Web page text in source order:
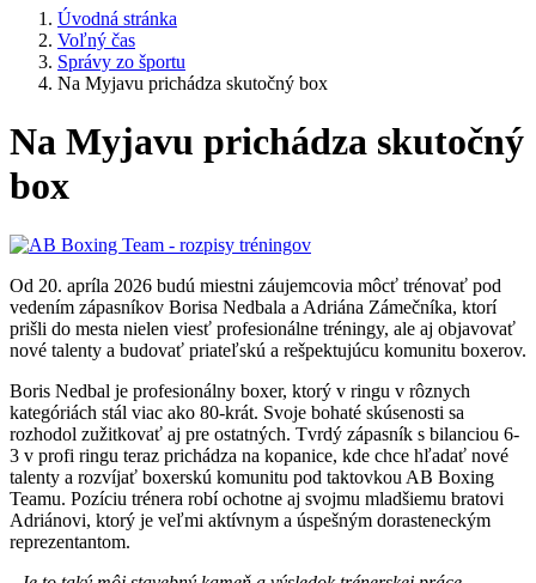
Úvodná stránka
Voľný čas
Správy zo športu
Na Myjavu prichádza skutočný box
Na Myjavu prichádza skutočný
box
Od 20. apríla 2026 budú miestni záujemcovia môcť trénovať pod
vedením zápasníkov Borisa Nedbala a Adriána Zámečníka, ktorí
prišli do mesta nielen viesť profesionálne tréningy, ale aj objavovať
nové talenty a budovať priateľskú a rešpektujúcu komunitu boxerov.
Boris Nedbal je profesionálny boxer, ktorý v ringu v rôznych
kategóriách stál viac ako 80-krát. Svoje bohaté skúsenosti sa
rozhodol zužitkovať aj pre ostatných. Tvrdý zápasník s bilanciou 6-
3 v profi ringu teraz prichádza na kopanice, kde chce hľadať nové
talenty a rozvíjať boxerskú komunitu pod taktovkou AB Boxing
Teamu. Pozíciu trénera robí ochotne aj svojmu mladšiemu bratovi
Adriánovi, ktorý je veľmi aktívnym a úspešným dorasteneckým
reprezentantom.